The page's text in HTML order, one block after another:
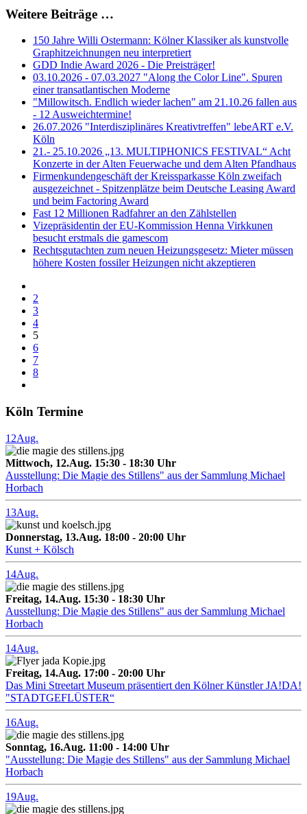
Weitere Beiträge …
150 Jahre Willi Ostermann: Kölner Klassiker als kunstvolle
Graphitzeichnungen neu interpretiert
GDD Indie Award 2026 - Die Preisträger!
03.10.2026 - 07.03.2027 "Along the Color Line". Spuren
einer transatlantischen Moderne
"Millowitsch. Endlich wieder lachen" am 21.10.26 fallen aus
- 12 Ausweichtermine!
26.07.2026 "Interdisziplinäres Kreativtreffen" lebeART e.V.
Köln
21.- 25.10.2026 „13. MULTIPHONICS FESTIVAL“ Acht
Konzerte in der Alten Feuerwache und dem Alten Pfandhaus
Firmenkundengeschäft der Kreissparkasse Köln zweifach
ausgezeichnet - Spitzenplätze beim Deutsche Leasing Award
und beim Factoring Award
Fast 12 Millionen Radfahrer an den Zählstellen
Vizepräsidentin der EU-Kommission Henna Virkkunen
besucht erstmals die gamescom
Rechtsgutachten zum neuen Heizungsgesetz: Mieter müssen
höhere Kosten fossiler Heizungen nicht akzeptieren
2
3
4
5
6
7
8
Köln Termine
12Aug.
Mittwoch, 12.Aug. 15:30 - 18:30 Uhr
Ausstellung: Die Magie des Stillens" aus der Sammlung Michael
Horbach
13Aug.
Donnerstag, 13.Aug. 18:00 - 20:00 Uhr
Kunst + Kölsch
14Aug.
Freitag, 14.Aug. 15:30 - 18:30 Uhr
Ausstellung: Die Magie des Stillens" aus der Sammlung Michael
Horbach
14Aug.
Freitag, 14.Aug. 17:00 - 20:00 Uhr
Das Mini Streetart Museum präsentiert den Kölner Künstler JA!DA!
"STADTGEFLÜSTER“
16Aug.
Sonntag, 16.Aug. 11:00 - 14:00 Uhr
"Ausstellung: Die Magie des Stillens" aus der Sammlung Michael
Horbach
19Aug.